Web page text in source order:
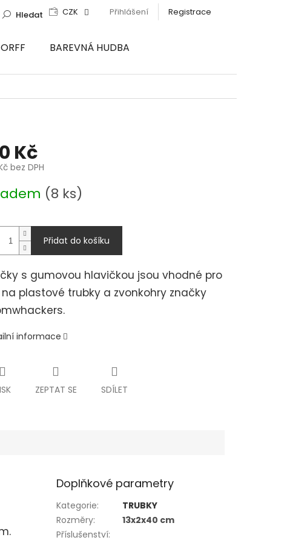
CZK Přihlášení Registrace
Hledat
ORFF
BAREVNÁ HUDBA
Kč
bez DPH
(8 ks)
Přidat do košíku
s gumovou hlavičkou jsou vhodné pro
na plastové trubky a zvonkohry značky
informace
ZEPTAT SE SDÍLET
Doplňkové parametry
Kategorie:
TRUBKY
Rozměry:
13x2x40 cm
Příslušenství: